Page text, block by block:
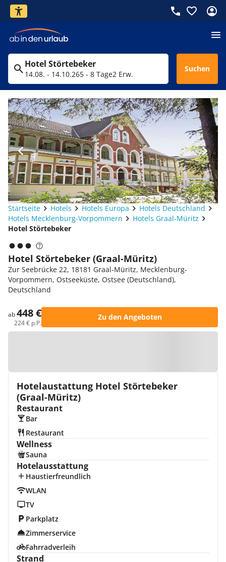
Hotel Störtebeker
14.08. - 14.10.265 - 8 Tage2 Erw.
Suchen
Startseite Hotels Hotels Europa
Hotels Deutschland
Hotels Mecklenburg-Vorpommern
Hotels Graal-Müritz
Hotel Störtebeker
Hotel Störtebeker (Graal-Müritz)
Zur Seebrücke 22, 18181 Graal-Müritz, Mecklenburg-
Vorpommern, Ostseeküste, Ostsee (Deutschland),
Deutschland
ab448 €
224 € p.P.
Zu den Angeboten
Hotelaustattung Hotel Störtebeker
(Graal-Müritz)
Restaurant
Bar
Restaurant
Wellness
Sauna
Hotelausstattung
Haustierfreundlich
WLAN
TV
Parkplatz
Zimmerservice
Fahrradverleih
Strand